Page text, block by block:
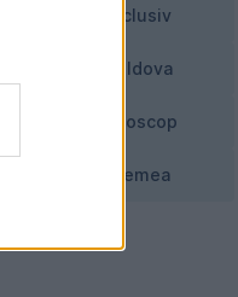
Exclusiv
Moldova
Horoscop
Vremea